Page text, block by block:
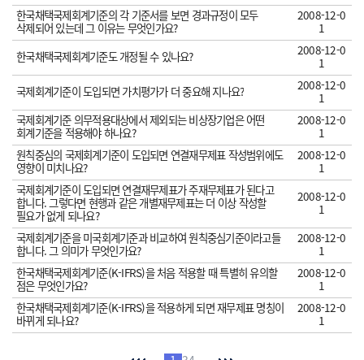
한국채택국제회계기준의 각 기준서를 보면 경과규정이 모두
삭제되어 있는데 그 이유는 무엇인가요?
2008-12-0
1
한국채택국제회계기준도 개정될 수 있나요?
2008-12-0
1
국제회계기준이 도입되면 가치평가가 더 중요해 지나요?
2008-12-0
1
국제회계기준 의무적용대상에서 제외되는 비상장기업은 어떤
회계기준을 적용해야 하나요?
2008-12-0
1
원칙중심의 국제회계기준이 도입되면 연결재무제표 작성범위에도
영향이 미치나요?
2008-12-0
1
국제회계기준이 도입되면 연결재무제표가 주재무제표가 된다고
합니다. 그렇다면 현행과 같은 개별재무제표는 더 이상 작성할
필요가 없게 되나요?
2008-12-0
1
국제회계기준을 미국회계기준과 비교하여 원칙중심기준이라고들
합니다. 그 의미가 무엇인가요?
2008-12-0
1
한국채택국제회계기준(K-IFRS)을 처음 적용할 때 특별히 유의할
점은 무엇인가요?
2008-12-0
1
한국채택국제회계기준(K-IFRS)을 적용하게 되면 재무제표 명칭이
바뀌게 되나요?
2008-12-0
1